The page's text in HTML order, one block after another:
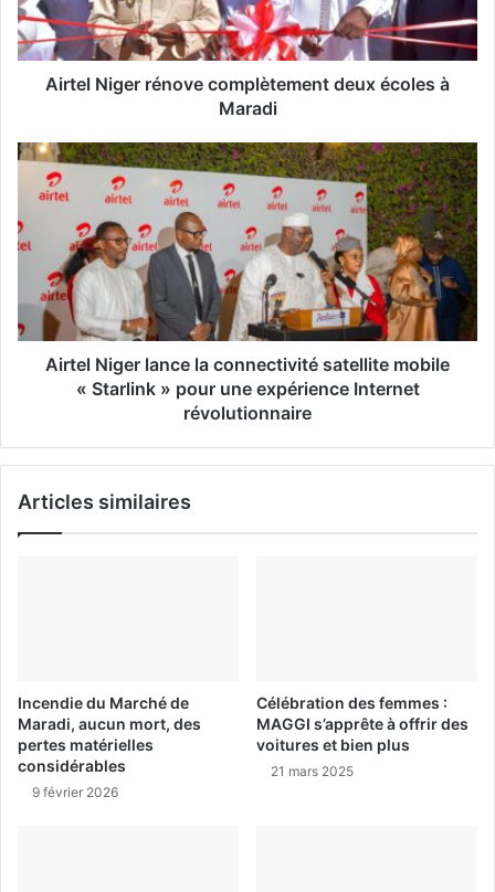
r
e
s
m
l
Airtel Niger rénove complètement deux écoles à
Maradi
Airtel Niger lance la connectivité satellite mobile
« Starlink » pour une expérience Internet
révolutionnaire
Articles similaires
Incendie du Marché de
Maradi, aucun mort, des
pertes matérielles
considérables
9 février 2026
Célébration des femmes :
MAGGI s’apprête à offrir des
voitures et bien plus
21 mars 2025